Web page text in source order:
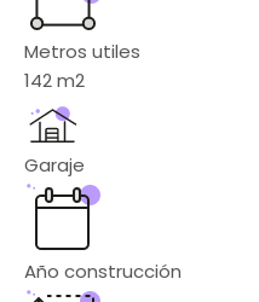
Metros utiles
142m2
Garaje
Año construcción